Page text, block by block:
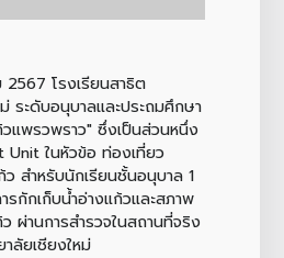
โรงเรียนสาธิต
ระดับอนุบาลและประถมศึกษา
แพรวพราว" ซึ่งเป็นส่วนหนึ่ง
ในหัวข้อ ท่องเที่ยว
สำหรับนักเรียนชั้นอนุบาล 1
รกักเก็บน้ำอ่างแก้วและสภาพ
ผ่านการสำรวจในสถานที่จริง
ลัยเชียงใหม่